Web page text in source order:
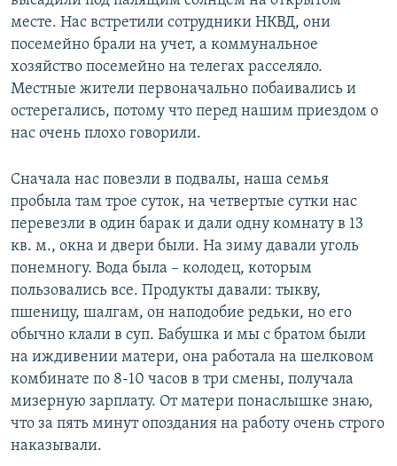
месте. Нас встретили сотрудники НКВД, они
посемейно брали на учет, а коммунальное
хозяйство посемейно на телегах расселяло.
Местные жители первоначально побаивались и
остерегались, потому что перед нашим приездом о
нас очень плохо говорили.
Сначала нас повезли в подвалы, наша семья
пробыла там трое суток, на четвертые сутки нас
перевезли в один барак и дали одну комнату в 13
кв. м., окна и двери были. На зиму давали уголь
понемногу. Вода была – колодец, которым
пользовались все. Продукты давали: тыкву,
пшеницу, шалгам, он наподобие редьки, но его
обычно клали в суп. Бабушка и мы с братом были
на иждивении матери, она работала на шелковом
комбинате по 8-10 часов в три смены, получала
мизерную зарплату. От матери понаслышке знаю,
что за пять минут опоздания на работу очень строго
наказывали.